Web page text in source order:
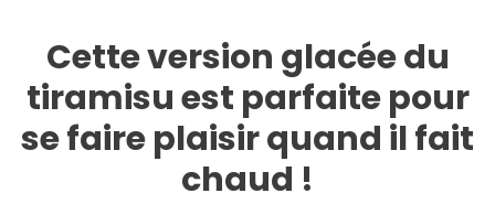
Cette version glacée du
tiramisu est parfaite pour
se faire plaisir quand il fait
chaud !